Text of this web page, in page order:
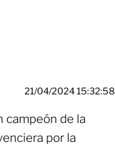
21/04/2024 15:32:58
campeón de la
por la